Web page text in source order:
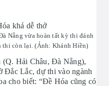
Nẵng vừa hoàn tất kỳ thi đánh
thi còn lại. (Ảnh: Khánh Hiền)
Hải Châu, Đà Nẵng),
Đắc Lắc, dự thi vào ngành
cho biết: “Đề Hóa cũng có